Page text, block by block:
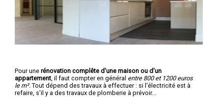
Pour une rénovation complête d'une maison ou d'un
appartement , il faut compter en général entre 800 et 1200 euros
le m². Tout dépend des travaux à effectuer : si l'électricité est à
refaire, s'il y a des travaux de plomberie à prévoir...